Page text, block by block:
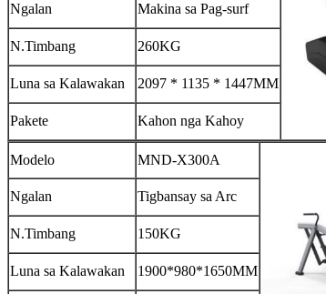
Ngalan Makina sa Pag-surf
N.Timbang 260KG
Luna sa Kalawakan 2097 * 1135 * 1447MM
Pakete Kahon nga Kahoy
Modelo MND-X300A
Ngalan Tigbansay sa Arc
N.Timbang 150KG
Luna sa Kalawakan 1900*980*1650MM